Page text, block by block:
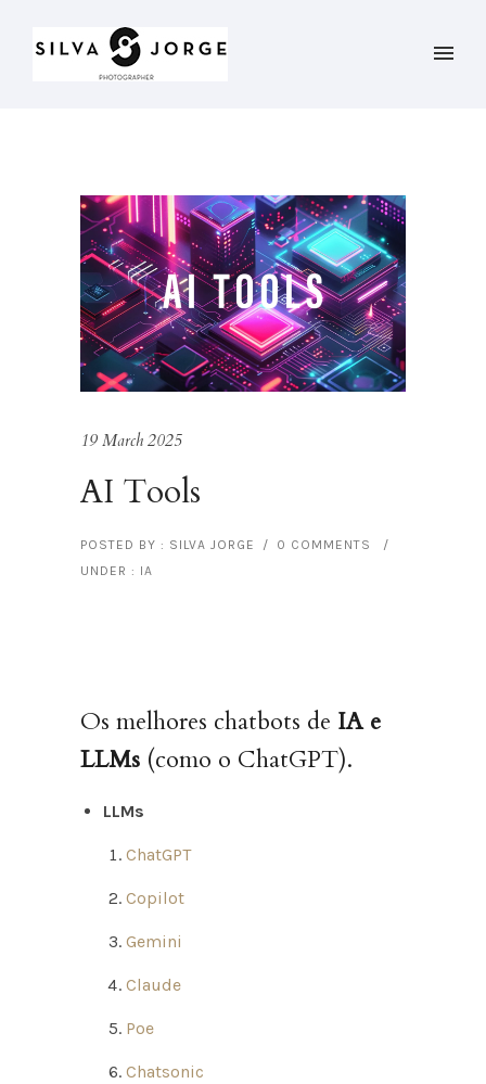
19 March 2025
AI Tools
POSTED BY : SILVA JORGE / 0 COMMENTS
/
UNDER : IA
Os melhores chatbots de IA e
LLMs (como o ChatGPT).
LLMs
ChatGPT
Copilot
Gemini
Claude
Poe
Chatsonic